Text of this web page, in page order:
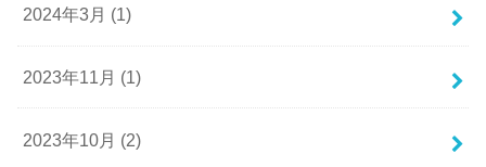
2024年3月 (1)
2023年11月 (1)
2023年10月 (2)